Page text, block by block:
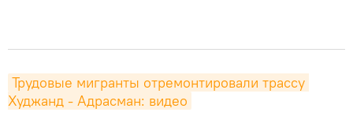
Трудовые мигранты отремонтировали трассу
Худжанд - Адрасман: видео